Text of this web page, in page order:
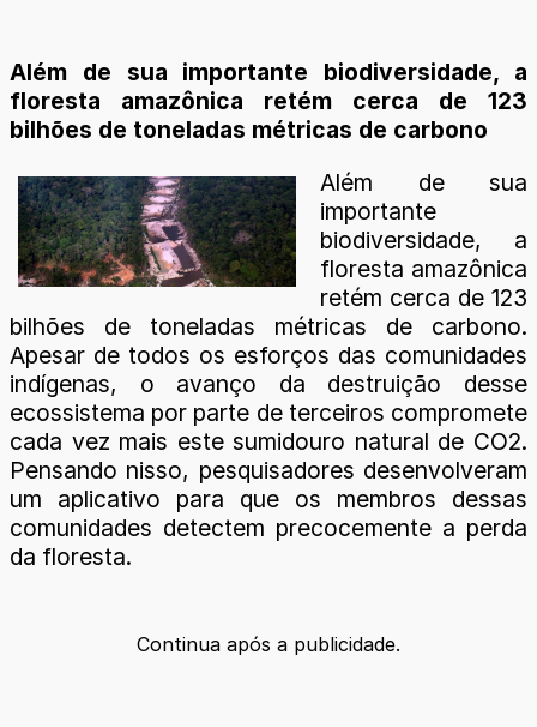
Além de sua importante biodiversidade, a
floresta amazônica retém cerca de 123
bilhões de toneladas métricas de carbono
Além de sua
importante
biodiversidade, a
floresta amazônica
retém cerca de 123
bilhões de toneladas métricas de carbono.
Apesar de todos os esforços das comunidades
indígenas, o avanço da destruição desse
ecossistema por parte de terceiros compromete
cada vez mais este sumidouro natural de CO2.
Pensando nisso, pesquisadores desenvolveram
um aplicativo para que os membros dessas
comunidades detectem precocemente a perda
da floresta.
Continua após a publicidade.